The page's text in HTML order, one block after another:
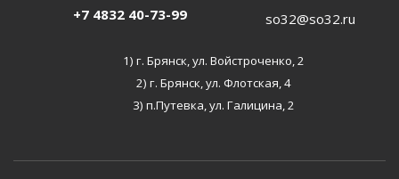
+7 4832 40-73-99 so32@so32.ru
1) г. Брянск, ул. Войстроченко, 2
2) г. Брянск, ул. Флотская, 4
3) п.Путевка, ул. Галицина, 2